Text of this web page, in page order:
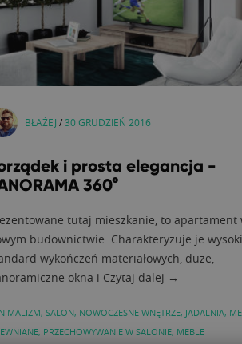
BŁAŻEJ /30 GRUDZIEŃ 2016
i prosta elegancja -
360°
tutaj mieszkanie, to apartament
budownictwie. Charakteryzuje je wysoki
wykończeń materiałowych, duże,
okna i Czytaj dalej →
, SALON, NOWOCZESNE WNĘTRZE, JADALNIA,
, PRZECHOWYWANIE W SALONIE, MEBLE